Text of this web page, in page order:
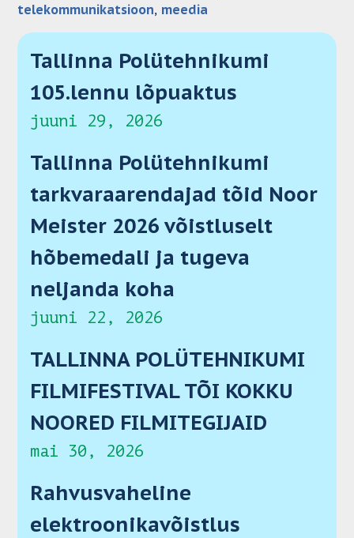
telekommunikatsioon, meedia
Tallinna Polütehnikumi
105.lennu lõpuaktus
juuni 29, 2026
Tallinna Polütehnikumi
tarkvaraarendajad tõid Noor
Meister 2026 võistluselt
hõbemedali ja tugeva
neljanda koha
juuni 22, 2026
TALLINNA POLÜTEHNIKUMI
FILMIFESTIVAL TÕI KOKKU
NOORED FILMITEGIJAID
mai 30, 2026
Rahvusvaheline
elektroonikavõistlus